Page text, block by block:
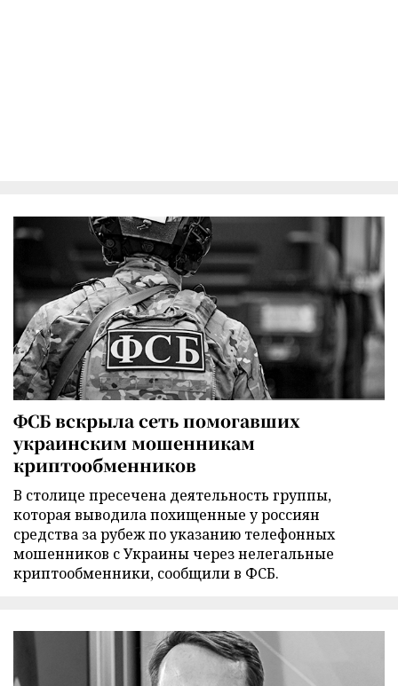
ФСБ вскрыла сеть помогавших
украинским мошенникам
криптообменников
В столице пресечена деятельность группы,
которая выводила похищенные у россиян
средства за рубеж по указанию телефонных
мошенников с Украины через нелегальные
криптообменники, сообщили в ФСБ.